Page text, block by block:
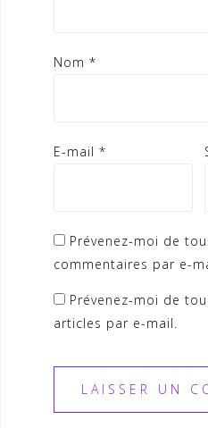
Nom *
E-mail *
Prévenez-moi de
commentaires par e-
Prévenez-moi de
articles par e-mail.